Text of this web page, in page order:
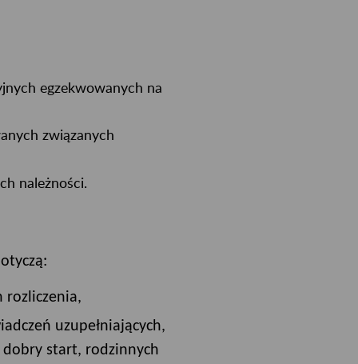
egzekwowanych na
związanych
należności.
rozliczenia,
uzupełniających,
dobry start, rodzinnych